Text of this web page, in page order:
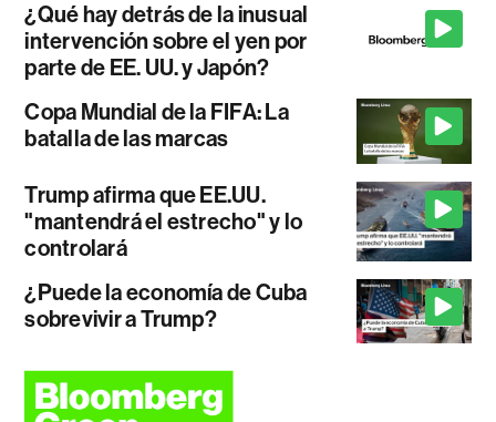
¿Qué hay detrás de la inusual
intervención sobre el yen por
parte de EE. UU. y Japón?
Copa Mundial de la FIFA: La
batalla de las marcas
Trump afirma que EE.UU.
"mantendrá el estrecho" y lo
controlará
¿Puede la economía de Cuba
sobrevivir a Trump?